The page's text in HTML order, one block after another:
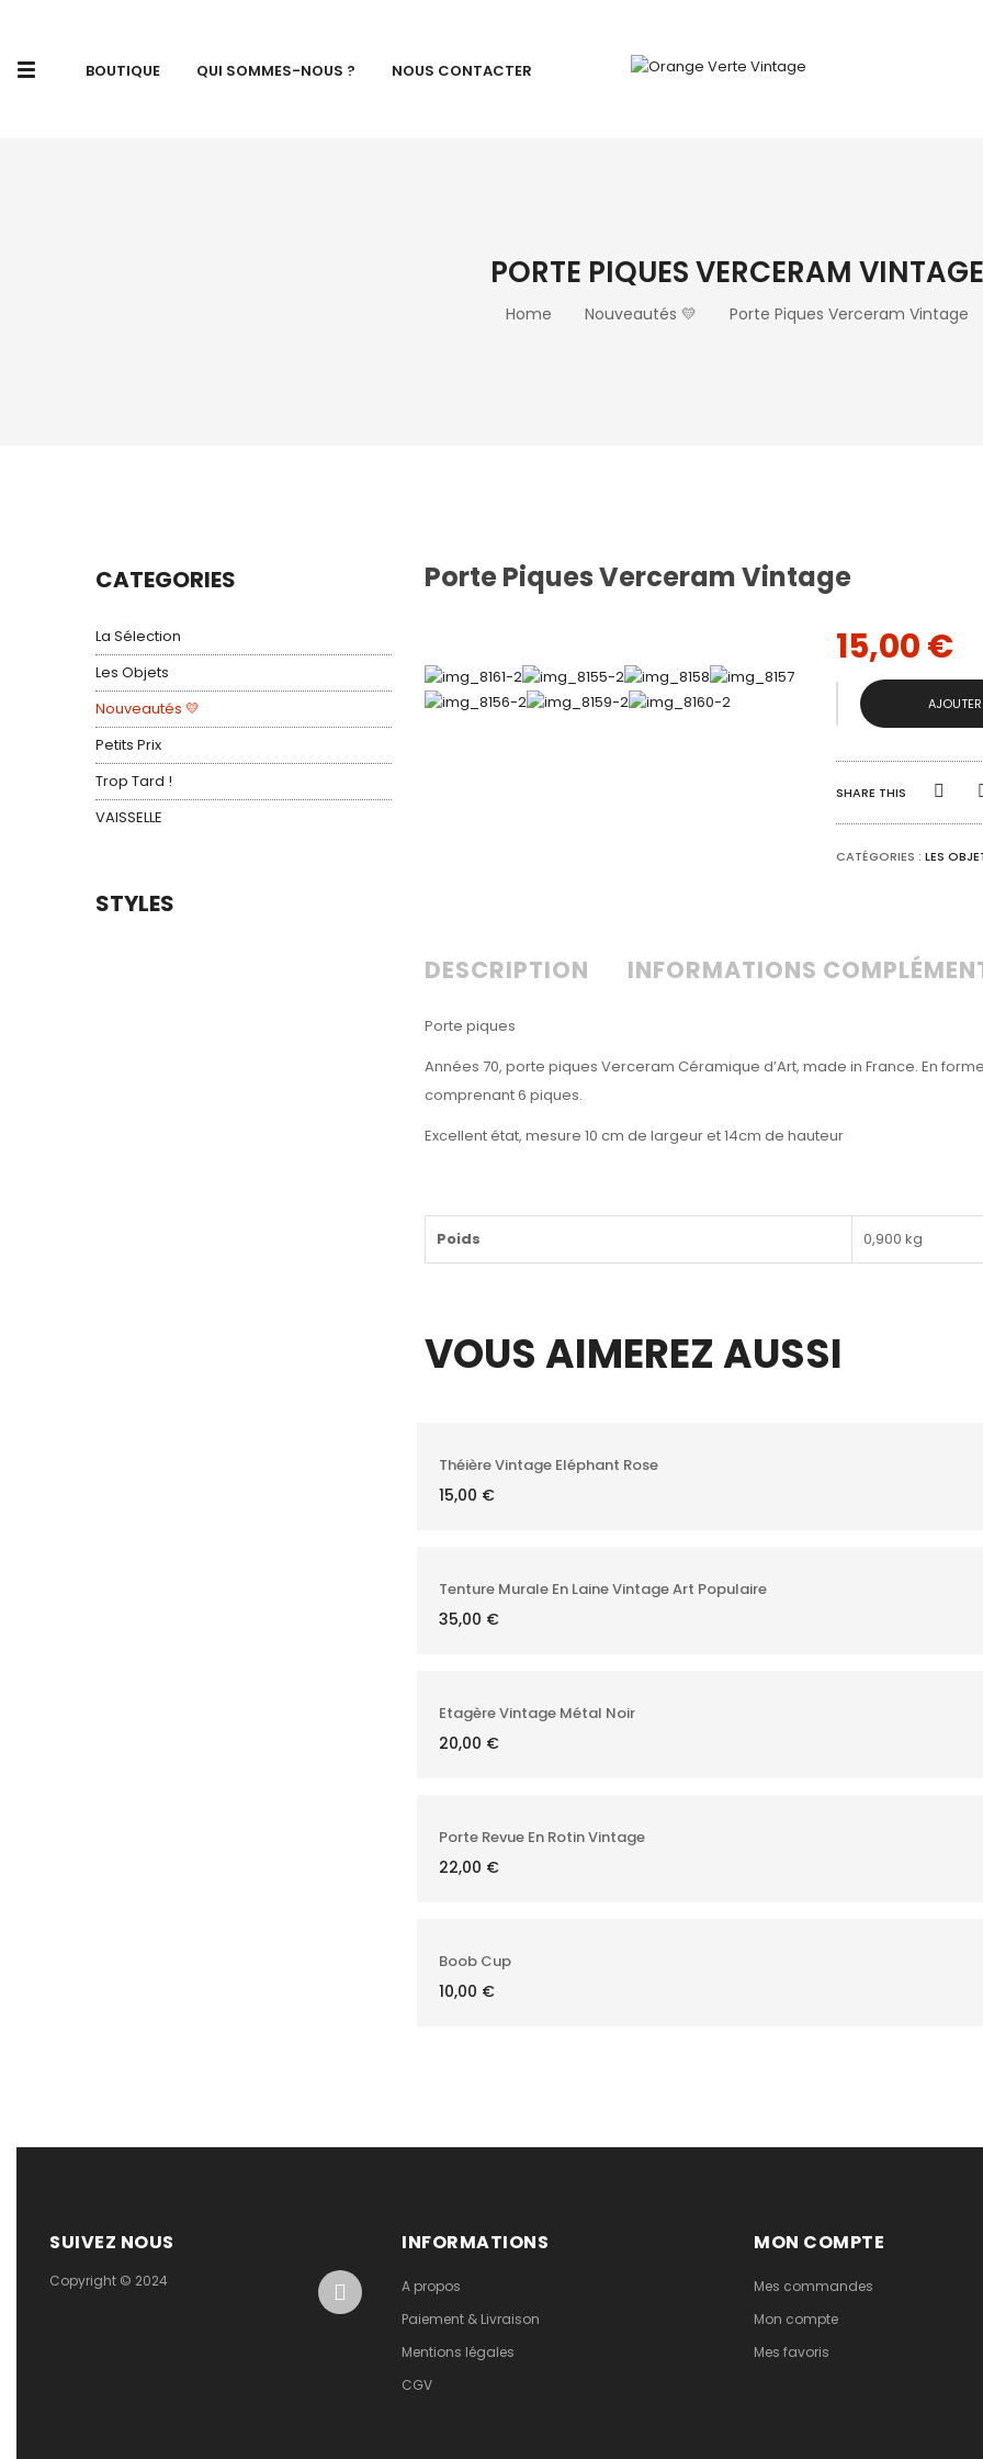
BOUTIQUE QUI SOMMES-NOUS ? NOUS CONTACTER
PORTE PIQUES VERCERAM VINTAGE
Home Nouveautés 💛 Porte Piques Verceram Vintage
CATEGORIES
La Sélection
Les Objets
Nouveautés 💛
Petits Prix
Trop Tard !
VAISSELLE
STYLES
Porte Piques Verceram Vintage
15,00€
QUANTITÉ
PORTE
VINTAGE
SHARE THIS
CATÉGORIES : LES
DESCRIPTION INFORMATIONS
Porte piques
Années 70, porte piques Verceram Céramique d’Art, made in France. En
comprenant 6 piques.
Excellent état, mesure 10 cm de largeur et 14cm de hauteur
Poids 0,900 kg
VOUS AIMEREZ AUSSI
Théière Vintage Eléphant Rose
15,00 €
Tenture Murale En Laine Vintage Art Populaire
35,00 €
Etagère Vintage Métal Noir
20,00 €
Porte Revue En Rotin Vintage
22,00 €
Boob Cup
10,00 €
SUIVEZ NOUS
Copyright © 2024
INFORMATIONS
A propos
Paiement & Livraison
Mentions légales
CGV
MON COMPTE
Mes commandes
Mon compte
Mes favoris